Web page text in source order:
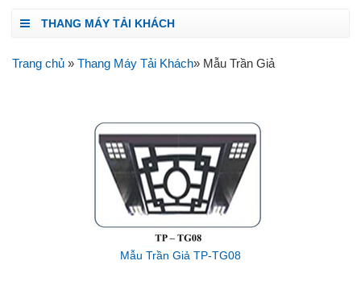
THANG MÁY TẢI KHÁCH
Trang chủ » Thang Máy Tải Khách» Mẫu Trần Giả
Mẫu Trần Giả TP-TG08